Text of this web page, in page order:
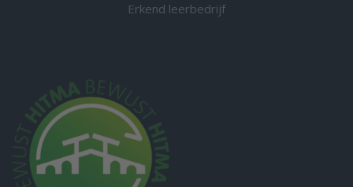
Erkend leerbedrijf